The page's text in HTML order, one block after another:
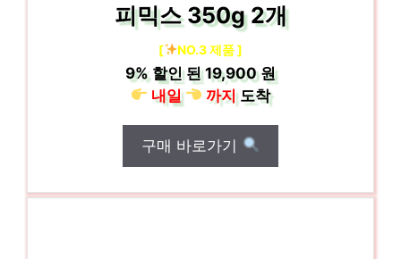
피믹스 350g 2개
[ NO.3 제품 ]
9% 할인 된19,900 원
내일
까지도착
구매 바로가기